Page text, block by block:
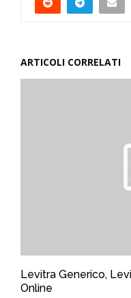
ARTICOLI CORRELATI
Levitra Generico,
Online